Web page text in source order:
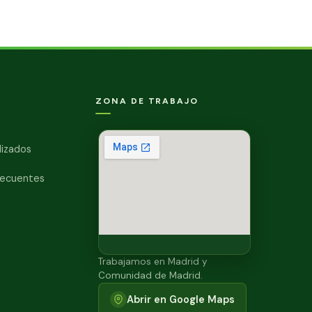
ZONA DE TRABAJO
Trabajamos en Madrid y
Comunidad de Madrid.
Abrir en Google Maps